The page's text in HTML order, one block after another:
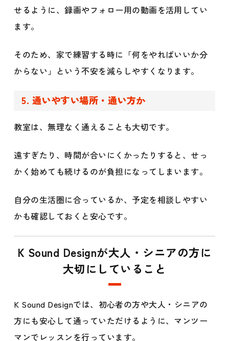
せるように、録画やフォロー用の動画を活用してい
ます。
そのため、家で練習する時に「何をやればいいか分
からない」という不安を減らしやすくなります。
5. 通いやすい場所・通い方か
教室は、無理なく通えることも大切です。
遠すぎたり、時間が合いにくかったりすると、せっ
かく始めても続けるのが負担になってしまいます。
自分の生活圏に合っているか、予定を相談しやすい
かも確認しておくと安心です。
K Sound Designが大人・シニアの方に
大切にしていること
K Sound Designでは、初心者の方や大人・シニアの
方にも安心して通っていただけるように、マンツー
マンでレッスンを行っています。